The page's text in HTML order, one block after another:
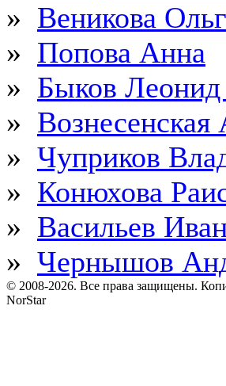
» Веникова
» Попова Анна
» Быков
» Вознесенская
» Чуприков
» Конюхова
» Васильев
» Чернышов
© 2008-2026. Все права защищены.
NorStar